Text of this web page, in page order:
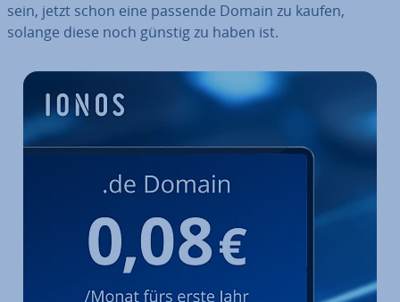
sein, jetzt schon eine passende Domain zu kaufen,
solange diese noch günstig zu haben ist.